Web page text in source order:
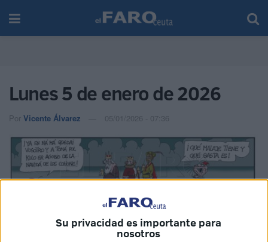
Su privacidad es importante para
nosotros
Lunes 5 de enero de 2026
Por Vicente Álvarez 05/01/2026 - 07:36